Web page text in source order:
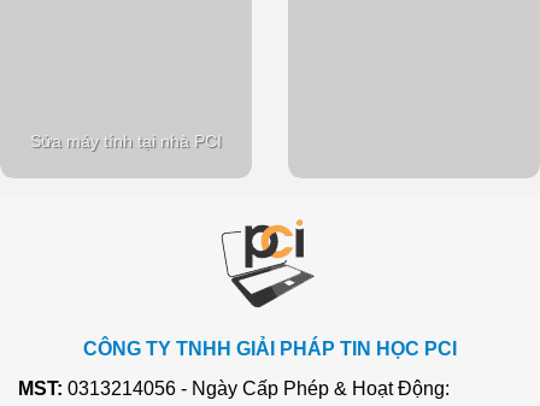
Sửa máy tính tại nhà PCI
CÔNG TY TNHH GIẢI PHÁP TIN HỌC PCI
MST: 0313214056 - Ngày Cấp Phép & Hoạt Động: